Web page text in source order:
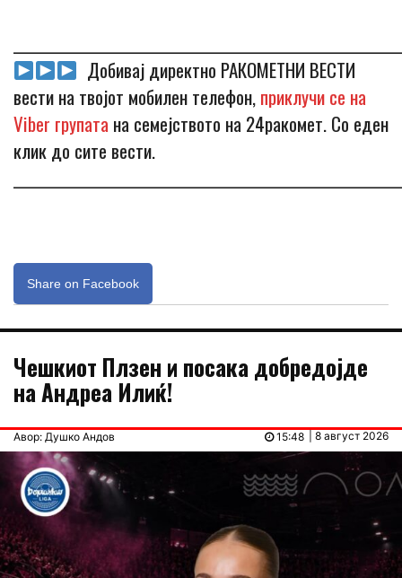
Добивај директно РАКОМЕТНИ ВЕСТИ
вести на твојот мобилен телефон,приклучи се на
Viber групата на семејството на 24ракомет. Со еден
клик до сите вести.
Share on Facebook
Чешкиот Плзен и посака добредојде
на Андреа Илиќ!
Авор: Душко Андов | 8 август 2026
15:48